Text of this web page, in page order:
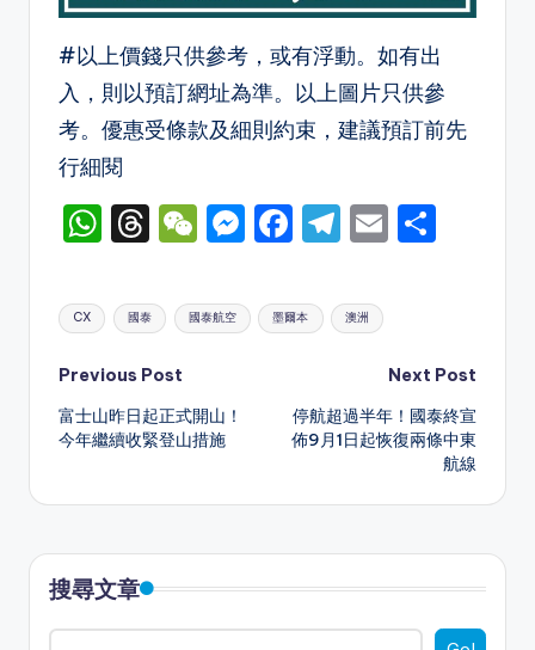
#以上價錢只供參考，或有浮動。如有出
入，則以預訂網址為準。以上圖片只供參
考。優惠受條款及細則約束，建議預訂前先
行細閱
W
a
ts
A
p
p
T
e
a
d
s
W
C
h
t
M
s
s
er
F
c
e
o
o
k
T
e
gr
m
E
Tags:
CX 國泰 國泰航空 墨爾本 澳洲
Post
navigation
Previous Post
富士山昨日起正式開山！
今年繼續收緊登山措施
Next Post
停航超過半年！國泰終宣
佈9月1日起恢復兩條中東
航線
搜尋文章